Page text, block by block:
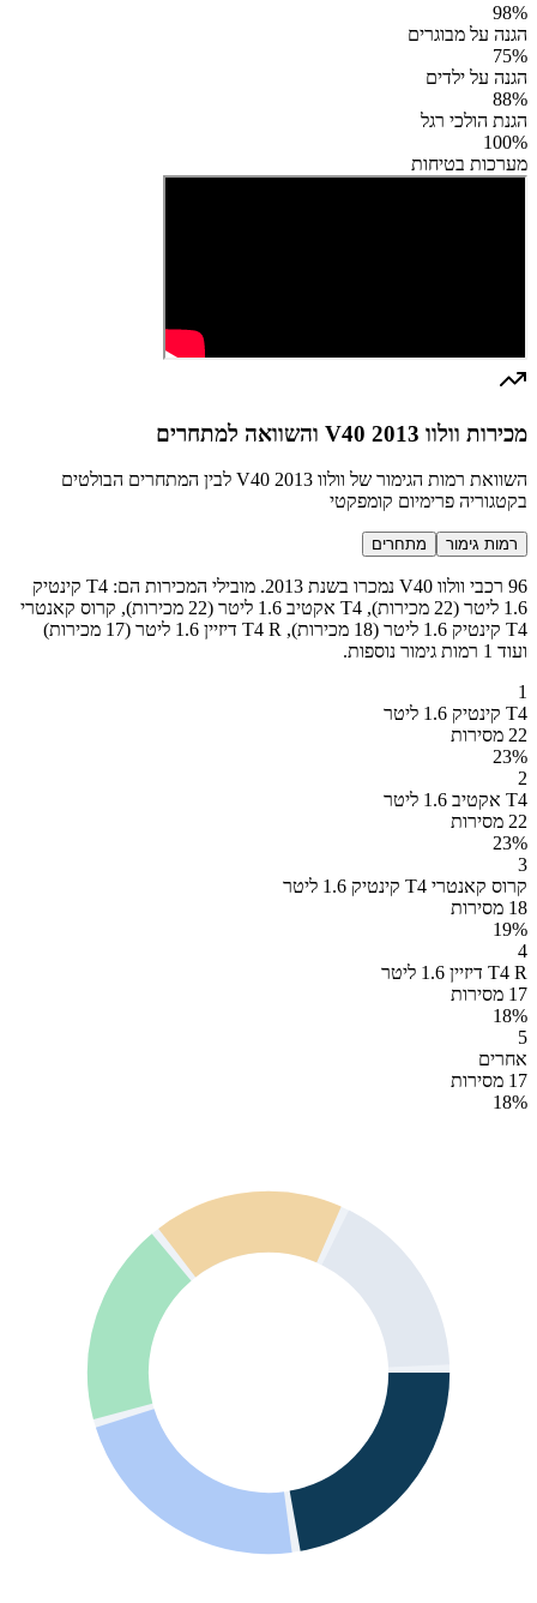
98%
הגנה על מבוגרים
75%
הגנה על ילדים
88%
הגנת הולכי רגל
100%
מערכות בטיחות
מכירות וולוו V40 2013 והשוואה למתחרים
השוואת רמות הגימור של וולוו V40 2013 לבין המתחרים הבולטים
בקטגוריה פרימיום קומפקטי
רמות גימור מתחרים
96 רכבי וולוו V40 נמכרו בשנת 2013. מובילי המכירות הם: T4 קינטיק
1.6 ליטר (22 מכירות), T4 אקטיב 1.6 ליטר (22 מכירות), קרוס קאנטרי
T4 קינטיק 1.6 ליטר (18 מכירות), T4 R דיזיין 1.6 ליטר (17 מכירות)
ועוד 1 רמות גימור נוספות.
1
T4 קינטיק 1.6 ליטר
22 מסירות
23%
2
T4 אקטיב 1.6 ליטר
22 מסירות
23%
3
קרוס קאנטרי T4 קינטיק 1.6 ליטר
18 מסירות
19%
4
T4 R דיזיין 1.6 ליטר
17 מסירות
18%
5
אחרים
17 מסירות
18%